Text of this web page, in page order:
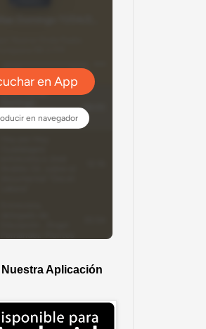
Nuestra Aplicación